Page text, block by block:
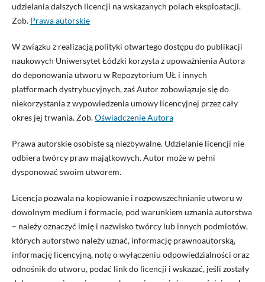
udzielania dalszych licencji na wskazanych polach eksploatacji.
Zob. Prawa autorskie
W związku z realizacją polityki otwartego dostępu do publikacji
naukowych Uniwersytet Łódzki korzysta z upoważnienia Autora
do deponowania utworu w Repozytorium UŁ i innych
platformach dystrybucyjnych, zaś Autor zobowiązuje się do
niekorzystania z wypowiedzenia umowy licencyjnej przez cały
okres jej trwania. Zob.Oświadczenie Autora
Prawa autorskie osobiste są niezbywalne. Udzielanie licencji nie
odbiera twórcy praw majątkowych. Autor może w pełni
dysponować swoim utworem.
Licencja pozwala na kopiowanie i rozpowszechnianie utworu w
dowolnym medium i formacie, pod warunkiem uznania autorstwa
– należy oznaczyć imię i nazwisko twórcy lub innych podmiotów,
których autorstwo należy uznać, informację prawnoautorską,
informację licencyjną, notę o wyłączeniu odpowiedzialności oraz
odnośnik do utworu, podać link do licencji i wskazać, jeśli zostały